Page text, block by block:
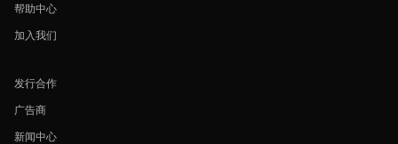
帮助中心
加入我们
发行合作
广告商
新闻中心